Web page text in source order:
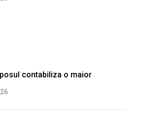
contabiliza o maior